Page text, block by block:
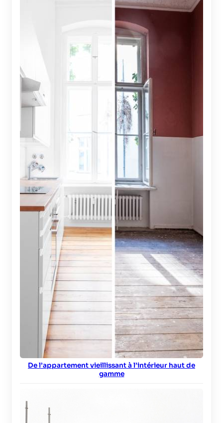
De l’appartement vieillissant à l’intérieur haut de
gamme